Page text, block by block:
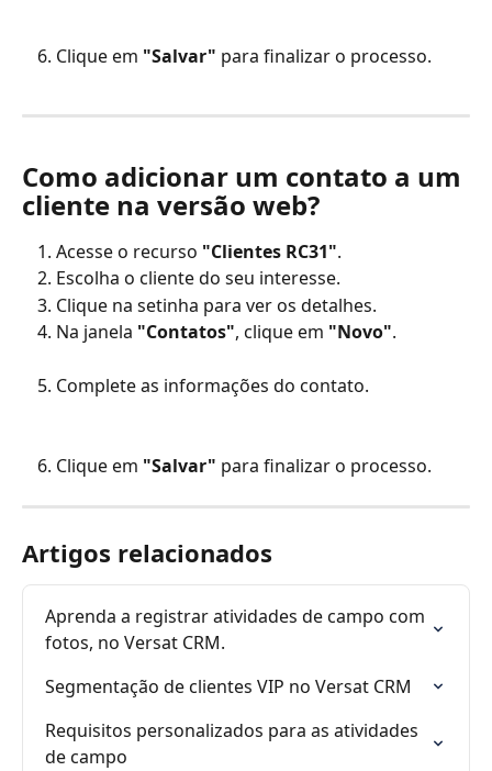
Clique em "Salvar" para finalizar o processo.
Como adicionar um contato a um
cliente na versão web?
Acesse o recurso "Clientes RC31".
Escolha o cliente do seu interesse.
Clique na setinha para ver os detalhes.
Na janela "Contatos", clique em "Novo".
Complete as informações do contato.
Clique em "Salvar" para finalizar o processo.
Artigos relacionados
Aprenda a registrar atividades de campo com
fotos, no Versat CRM.
Segmentação de clientes VIP no Versat CRM
Requisitos personalizados para as atividades
de campo